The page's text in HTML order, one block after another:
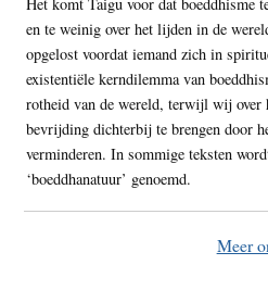
en te weinig over het lijden in de
opgelost voordat iemand zich in
existentiële kerndilemma van
rotheid van de wereld, terwijl wij over
bevrijding dichterbij te brengen door
verminderen. In sommige teksten
‘boeddhanatuur’ genoemd.
Meer